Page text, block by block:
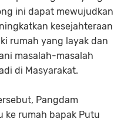
ini dapat mewujudkan
kesejahteraan
rumah yang layak dan
masalah-masalah
di Masyarakat.
Pangdam
ke rumah bapak Putu